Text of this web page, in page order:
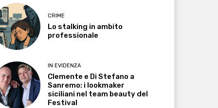
CRIME
Lo stalking in ambito
professionale
IN EVIDENZA
Clemente e Di Stefano a
Sanremo: i lookmaker
siciliani nel team beauty del
Festival